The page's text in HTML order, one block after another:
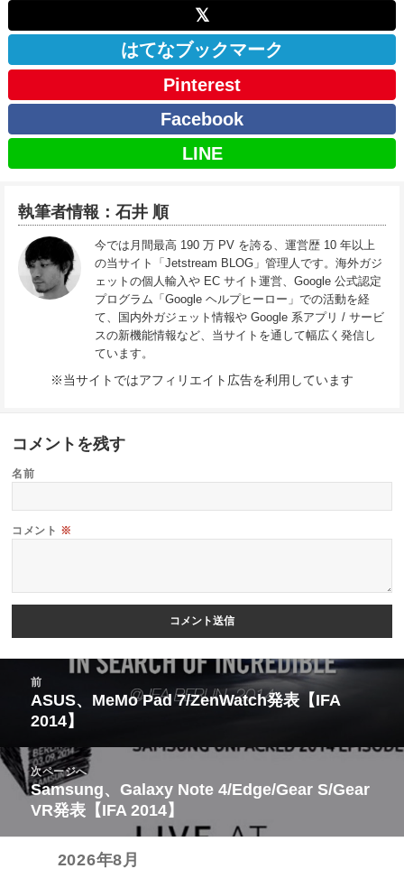
𝕏
はてなブックマーク
Pinterest
Facebook
LINE
執筆者情報：石井 順
今では月間最高 190 万 PV を誇る、運営歴 10 年以上
の当サイト「Jetstream BLOG」管理人です。海外ガジ
ェットの個人輸入や EC サイト運営、Google 公式認定
プログラム「Google ヘルプヒーロー」での活動を経
て、国内外ガジェット情報や Google 系アプリ / サービ
スの新機能情報など、当サイトを通して幅広く発信し
ています。
※当サイトではアフィリエイト広告を利用しています
コメントを残す
名前
コメント ※
ビ
ゲ
前
前
の
投
稿:
ASUS、MeMo Pad 7/ZenWatch発表【IFA
2014】
次ページへ
次
の
投
Samsung、Galaxy Note 4/Edge/Gear S/Gear
VR発表【IFA 2014】
2026年8月